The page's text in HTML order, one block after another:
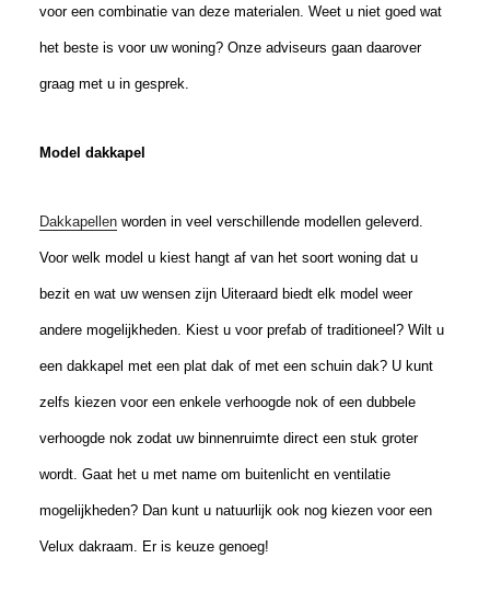
voor een combinatie van deze materialen. Weet u niet goed wat
het beste is voor uw woning? Onze adviseurs gaan daarover
graag met u in gesprek.
Model dakkapel
Dakkapellenworden in veel verschillende modellen geleverd.
Voor welk model u kiest hangt af van het soort woning dat u
bezit en wat uw wensen zijn Uiteraard biedt elk model weer
andere mogelijkheden. Kiest u voor prefab of traditioneel? Wilt u
een dakkapel met een plat dak of met een schuin dak? U kunt
zelfs kiezen voor een enkele verhoogde nok of een dubbele
verhoogde nok zodat uw binnenruimte direct een stuk groter
wordt. Gaat het u met name om buitenlicht en ventilatie
mogelijkheden? Dan kunt u natuurlijk ook nog kiezen voor een
Velux dakraam. Er is keuze genoeg!